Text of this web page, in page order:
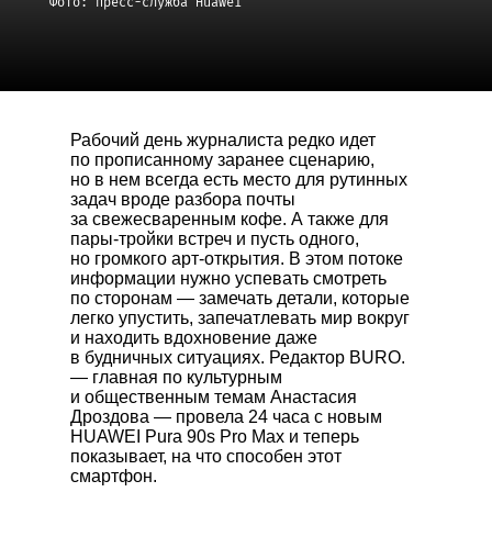
Рабочий день журналиста редко идет
по прописанному заранее сценарию,
но в нем всегда есть место для рутинных
задач вроде разбора почты
за свежесваренным кофе. А также для
пары-тройки встреч и пусть одного,
но громкого арт-открытия. В этом потоке
информации нужно успевать смотреть
по сторонам — замечать детали, которые
легко упустить, запечатлевать мир вокруг
и находить вдохновение даже
в будничных ситуациях. Редактор BURO.
— главная по культурным
и общественным темам Анастасия
Дроздова — провела 24 часа с новым
HUAWEI Pura 90s Pro Max и теперь
показывает, на что способен этот
смартфон.